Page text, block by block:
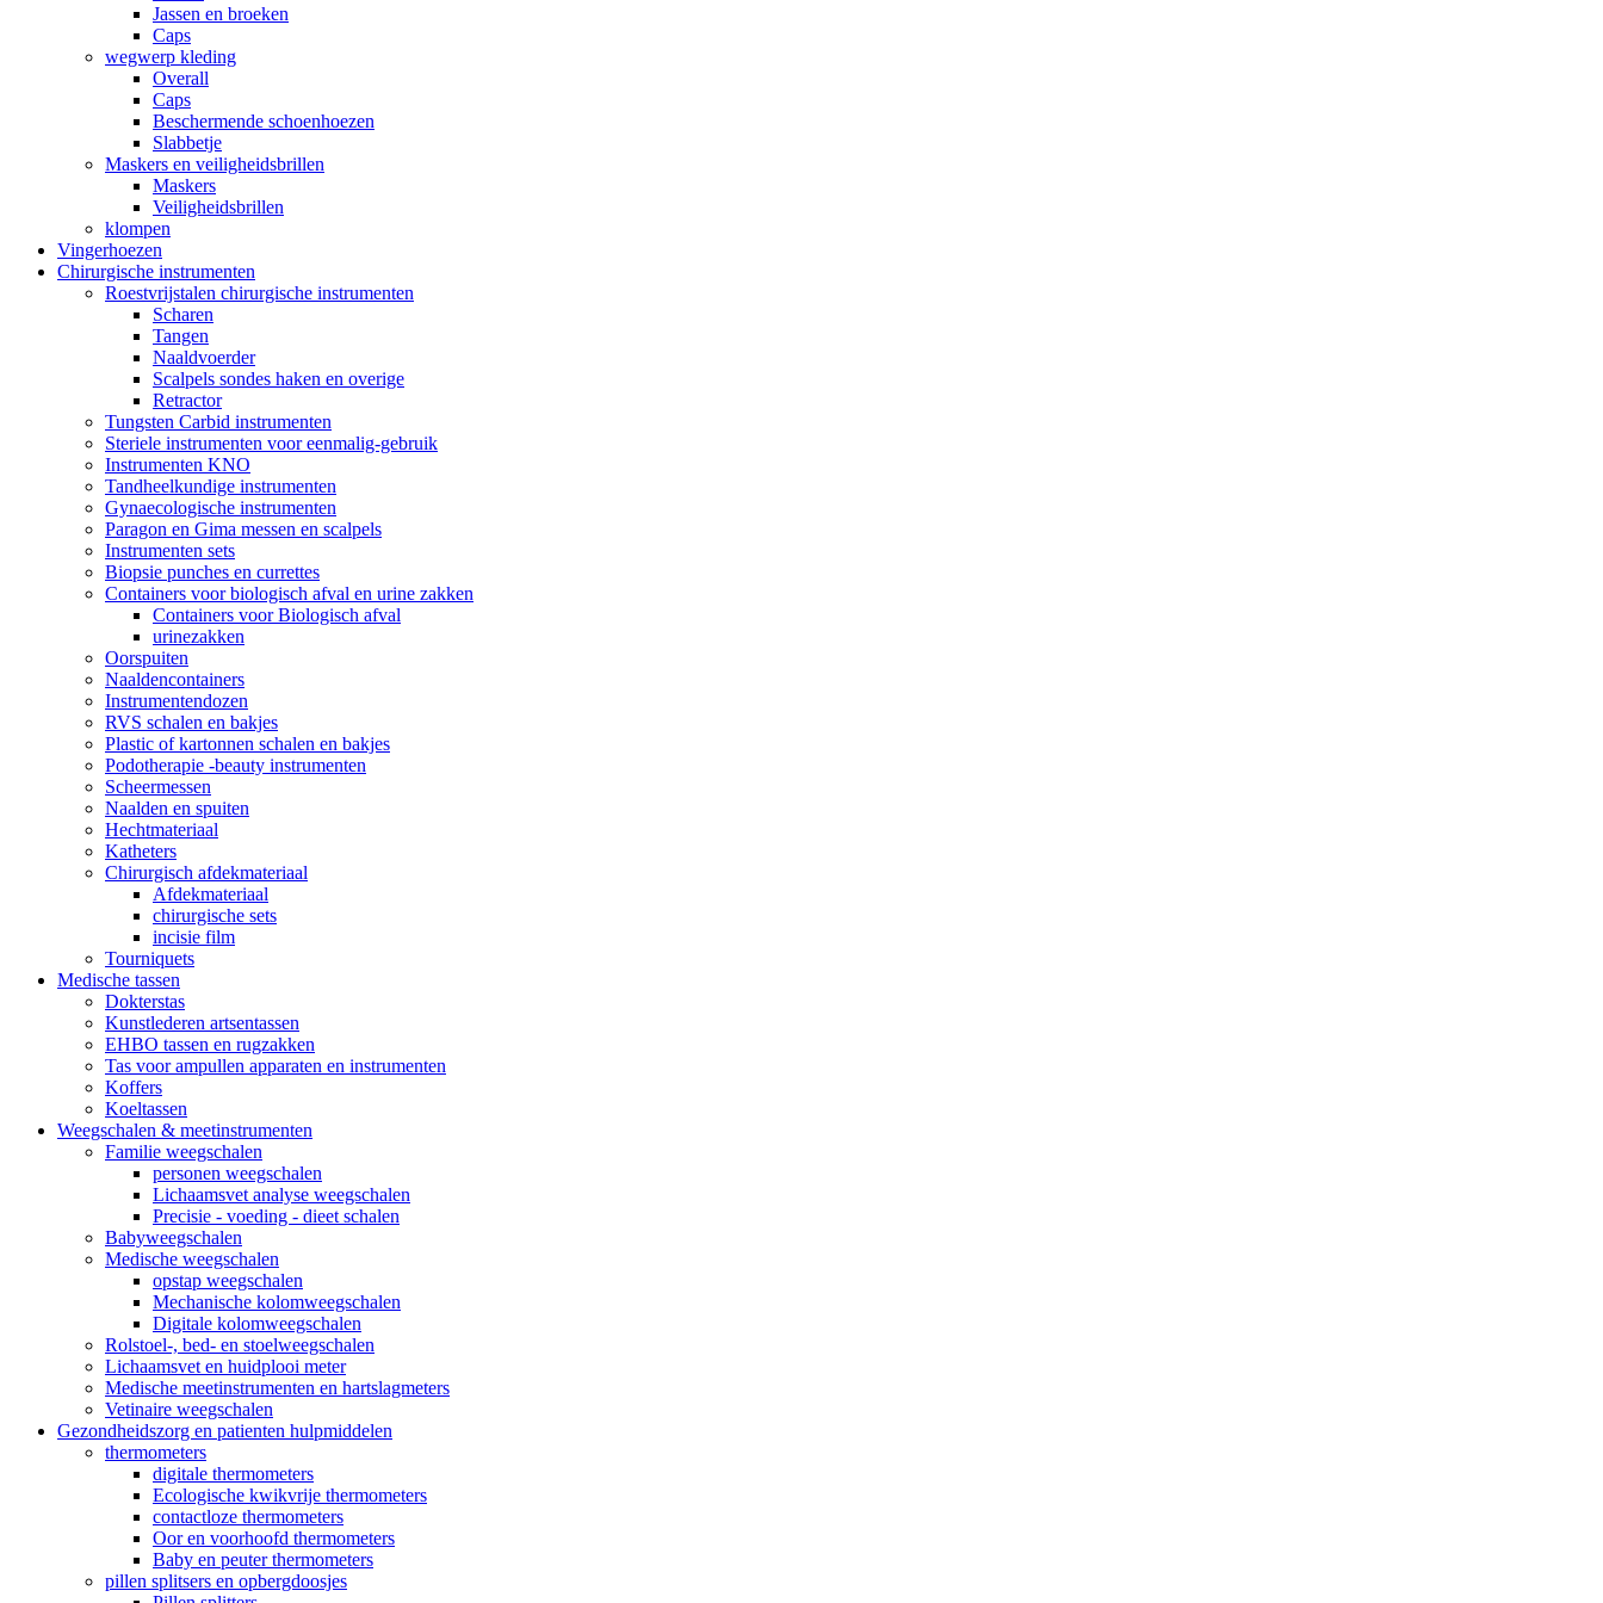
Jassen en broeken
Caps
wegwerp kleding
Overall
Caps
Beschermende schoenhoezen
Slabbetje
Maskers en veiligheidsbrillen
Maskers
Veiligheidsbrillen
klompen
Vingerhoezen
Chirurgische instrumenten
Roestvrijstalen chirurgische instrumenten
Scharen
Tangen
Naaldvoerder
Scalpels sondes haken en overige
Retractor
Tungsten Carbid instrumenten
Steriele instrumenten voor eenmalig-gebruik
Instrumenten KNO
Tandheelkundige instrumenten
Gynaecologische instrumenten
Paragon en Gima messen en scalpels
Instrumenten sets
Biopsie punches en currettes
Containers voor biologisch afval en urine zakken
Containers voor Biologisch afval
urinezakken
Oorspuiten
Naaldencontainers
Instrumentendozen
RVS schalen en bakjes
Plastic of kartonnen schalen en bakjes
Podotherapie -beauty instrumenten
Scheermessen
Naalden en spuiten
Hechtmateriaal
Katheters
Chirurgisch afdekmateriaal
Afdekmateriaal
chirurgische sets
incisie film
Tourniquets
Medische tassen
Dokterstas
Kunstlederen artsentassen
EHBO tassen en rugzakken
Tas voor ampullen apparaten en instrumenten
Koffers
Koeltassen
Weegschalen & meetinstrumenten
Familie weegschalen
personen weegschalen
Lichaamsvet analyse weegschalen
Precisie - voeding - dieet schalen
Babyweegschalen
Medische weegschalen
opstap weegschalen
Mechanische kolomweegschalen
Digitale kolomweegschalen
Rolstoel-, bed- en stoelweegschalen
Lichaamsvet en huidplooi meter
Medische meetinstrumenten en hartslagmeters
Vetinaire weegschalen
Gezondheidszorg en patienten hulpmiddelen
thermometers
digitale thermometers
Ecologische kwikvrije thermometers
contactloze thermometers
Oor en voorhoofd thermometers
Baby en peuter thermometers
pillen splitsers en opbergdoosjes